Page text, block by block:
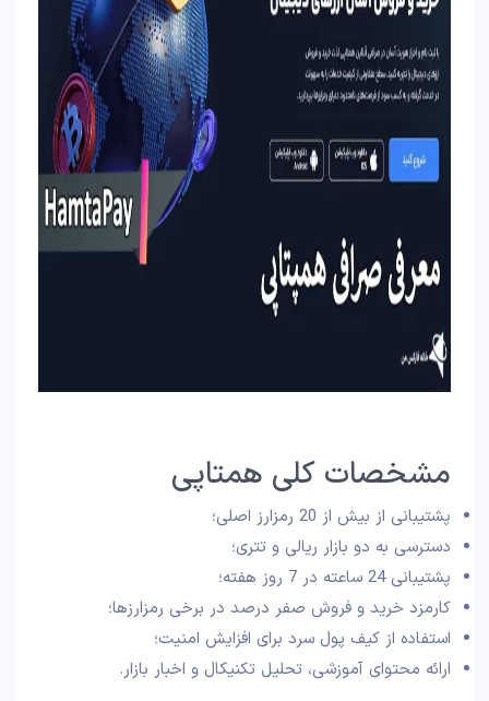
مشخصات کلی همتاپی
پشتیبانی از بیش از 20 رمزارز اصلی؛
دسترسی به دو بازار ریالی و تتری؛
پشتیبانی 24 ساعته در 7 روز هفته؛
کارمزد خرید و فروش صفر درصد در برخی رمزارزها؛
استفاده از کیف پول سرد برای افزایش امنیت؛
ارائه محتوای آموزشی، تحلیل تکنیکال و اخبار بازار.